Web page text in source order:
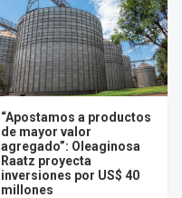
“Apostamos a productos
de mayor valor
agregado”: Oleaginosa
Raatz proyecta
inversiones por US$ 40
millones